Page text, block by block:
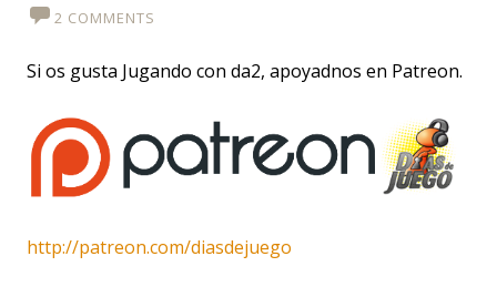
2 COMMENTS
Si os gusta Jugando con da2, apoyadnos en Patreon.
http://patreon.com/diasdejuego